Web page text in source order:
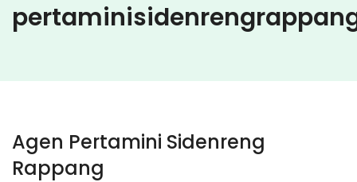
Agen Pertamini Sidenreng
Rappang